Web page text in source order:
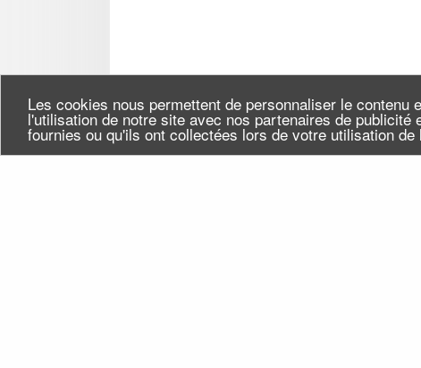
Les cookies nous permettent de personnaliser le
l'utilisation de notre site avec nos partenaires de
fournies ou qu'ils ont collectées lors de votre utilisation